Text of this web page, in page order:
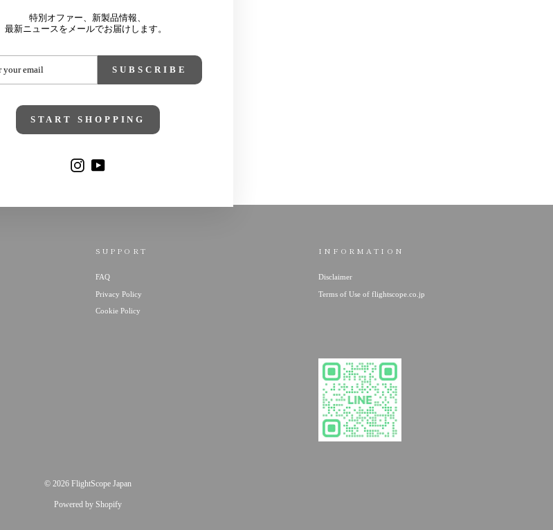
特別オファー、新製品情報、
最新ニュースをメールでお届けします。
SUBSCRIBE
START SHOPPING
InstagramYouTube
SUPPORT
FAQ
Privacy Policy
Cookie Policy
INFORMATION
Disclaimer
Terms of Use of flightscope.co.jp
© 2026 FlightScope Japan
Powered by Shopify